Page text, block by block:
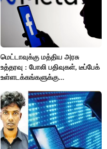
மெட்டாவுக்கு மத்திய அரசு
உத்தரவு : போலி பதிவுகள், டீப்பேக்
உள்ளடக்கங்களுக்கு...